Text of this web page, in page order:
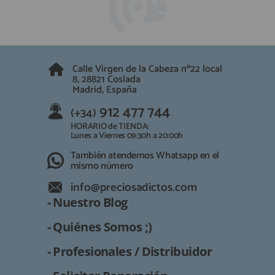
(+34) 912 477 744
HORARIO de TIENDA:
Lunes a Viernes 09:30h a 20:00h
También atendemos Whatsapp
info@preciosadictos.com
Calle Virgen de la Cabeza nº22 local
8, 28821 Coslada
Madrid, España
(+34) 912 477 744
HORARIO de TIENDA:
Lunes a Viernes 09:30h a 20:00h
También atendemos Whatsapp en el
mismo número
info@preciosadictos.com
- Nuestro Blog
- Quiénes Somos ;)
- Profesionales / Distribuidor